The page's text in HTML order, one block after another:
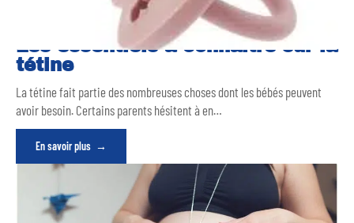
Les essentiels à connaître sur la
tétine
La tétine fait partie des nombreuses choses dont les bébés peuvent
avoir besoin. Certains parents hésitent à en…
En savoir plus